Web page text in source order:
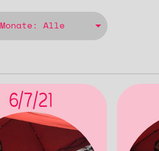
Monate: Alle
6/7/21